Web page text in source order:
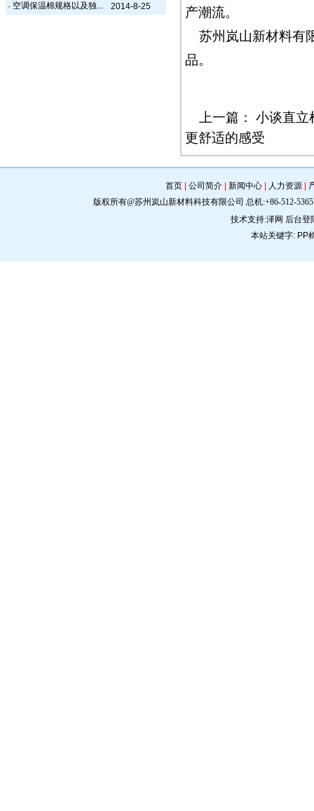
· 空调保温棉规格以及独... 2014-8-25
产潮流。
苏州岚山新材料有
品。
上一篇： 小谈直立
更舒适的感受
首页| 公司简介| 新闻中心| 人力资源|
版权所有@苏州岚山新材料科技有限公司 总机:+86-512-5365
技术支持:泽网 后台登
本站关键字: PP